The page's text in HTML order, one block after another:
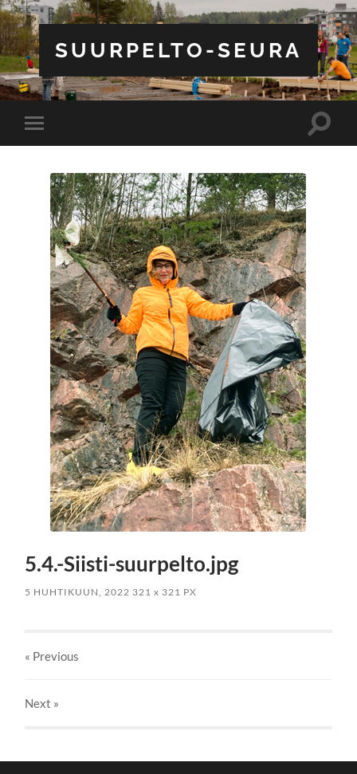
SUURPELTO-SEURA
Toggle
mobile
Toggle
5.4.-Siisti-suurpelto.jpg
5 HUHTIKUUN, 2022 321x 321 PX
« Previous
Next »